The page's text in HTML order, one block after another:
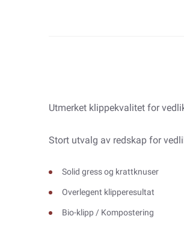
Utmerket klippekvalitet for
Stort utvalg av redskap for
Solid gress og krattknuser
Overlegent klipperesultat
Bio-klipp / Kompostering